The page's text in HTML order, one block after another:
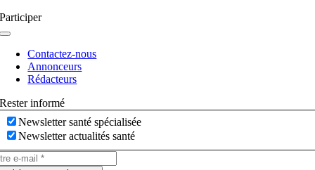
Participer
Navigation
basculeContactez-nous
Annonceurs
Rédacteurs
Rester informé
Newsletter santé spécialisée
Newsletter actualités santé